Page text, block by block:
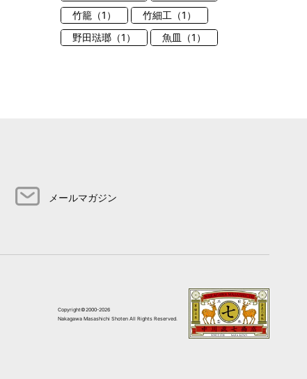
竹籠（1）
竹細工（1）
野田琺瑯（1）
魚皿（1）
メールマガジン
Copyright©2000-2026
Nakagawa Masashichi Shoten All Rights Reserved.